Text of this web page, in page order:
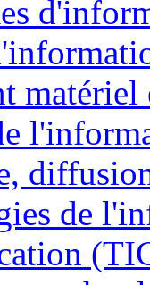
matériel
de